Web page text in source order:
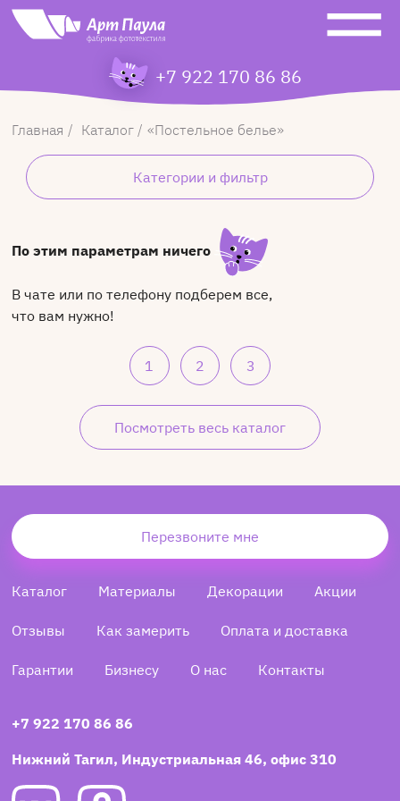
+7 922 170 86 86
Главная Каталог Постельное белье
Категории и фильтр
По этим параметрам ничего
В чате или по телефону подберем все,
что вам нужно!
1 2 3
Посмотреть весь каталог
Перезвоните мне
Каталог Материалы Декорации Акции
Отзывы Как замерить Оплата и доставка
Гарантии Бизнесу О нас Контакты
+7 922 170 86 86
Нижний Тагил, Индустриальная 46, офис 310